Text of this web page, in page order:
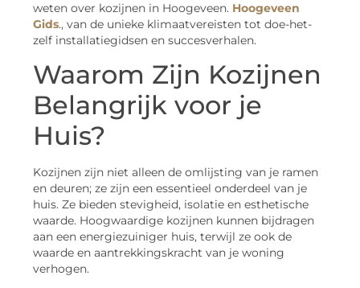
weten over kozijnen in Hoogeveen. Hoogeveen
Gids., van de unieke klimaatvereisten tot doe-het-
zelf installatiegidsen en succesverhalen.
Waarom Zijn Kozijnen
Belangrijk voor je
Huis?
Kozijnen zijn niet alleen de omlijsting van je ramen
en deuren; ze zijn een essentieel onderdeel van je
huis. Ze bieden stevigheid, isolatie en esthetische
waarde. Hoogwaardige kozijnen kunnen bijdragen
aan een energiezuiniger huis, terwijl ze ook de
waarde en aantrekkingskracht van je woning
verhogen.